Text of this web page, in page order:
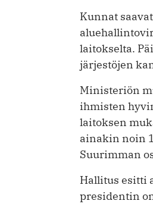
Kunnat
laitokselta.
järjestöjen
Ministeriön
ihmisten
laitoksen
ainakin noin
Suurimman
Hallitus esitti
presidentin